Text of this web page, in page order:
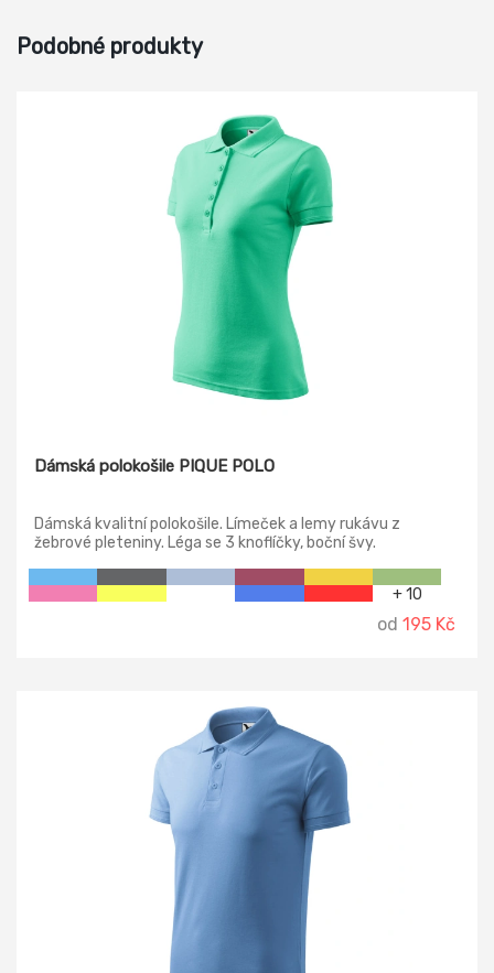
Podobné produkty
Dámská polokošile PIQUE POLO
Dámská kvalitní polokošile. Límeček a lemy rukávu z
žebrové pleteniny. Léga se 3 knoflíčky, boční švy.
+ 10
od 195 Kč